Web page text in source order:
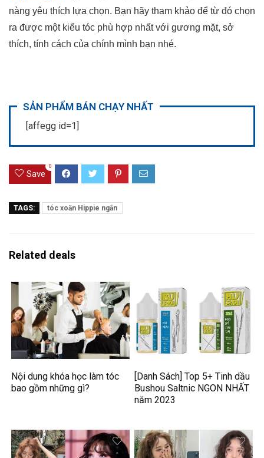
nàng yêu thích lựa chọn. Bạn hãy tham khảo để từ đó chọn
ra được một kiểu tóc phù hợp nhất với gương mặt, sở
thích, tính cách của chính mình bạn nhé.
SẢN PHẨM BÁN CHẠY NHẤT
[affegg id=1]
Save
0
TAGS: tóc xoăn Hippie ngắn
Related deals
Nội dung khóa học làm tóc
bao gồm những gì?
[Danh Sách] Top 5+ Tinh dầu
Bushou Saltnic NGON NHẤT
năm 2023